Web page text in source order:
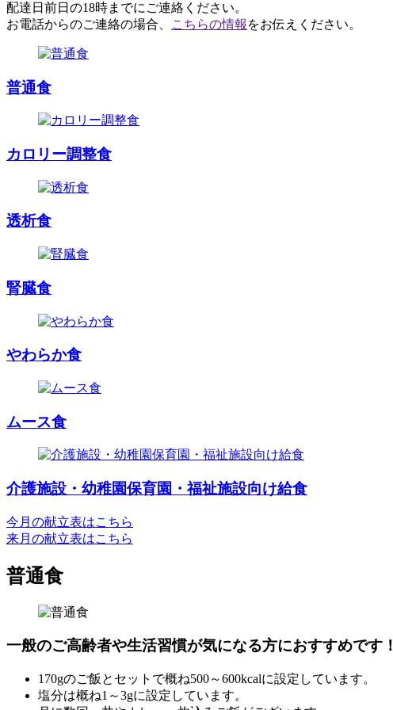
配達日前日の18時までにご連絡ください。
お電話からのご連絡の場合、
こちらの情報 をお伝えください。
普通食
カロリー調整食
透析食
腎臓食
やわらか食
ムース食
介護施設・幼稚園保育園・福祉施設向け給食
今月の献立表はこちら
来月の献立表はこちら
普通食
一般のご高齢者や生活習慣が気になる方におすすめです！
170gのご飯とセットで概ね500～600kcalに設定しています。
塩分は概ね1～3gに設定しています。